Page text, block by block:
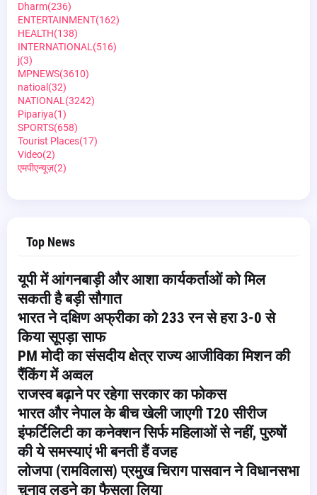
Dharm(236)
ENTERTAINMENT(162)
HEALTH(138)
INTERNATIONAL (516)
j(3)
MPNEWS(3610)
natioal (32)
NATIONAL (3242)
Pipariya(1)
SPORTS(658)
Tourist Places(17)
Video(2)
एमपीएन्यूज़(2)
Top News
यूपी में आंगनबाड़ी और आशा कार्यकर्ताओं को मिल
सकती है बड़ी सौगात
भारत ने दक्षिण अफ्रीका को 233 रन से हरा 3-0 से
किया सूपड़ा साफ
PM मोदी का संसदीय क्षेत्र राज्य आजीविका मिशन की
रैंकिंग में अव्वल
राजस्व बढ़ाने पर रहेगा सरकार का फोकस
भारत और नेपाल के बीच खेली जाएगी T20 सीरीज
इंफर्टिलिटी का कनेक्शन सिर्फ महिलाओं से नहीं, पुरुषों
की ये समस्याएं भी बनती हैं वजह
लोजपा (रामविलास) प्रमुख चिराग पासवान ने विधानसभा
चुनाव लड़ने का फैसला लिया